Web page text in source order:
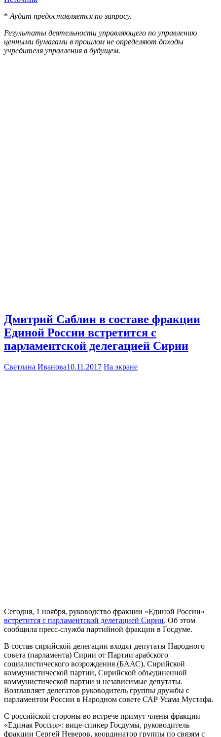
* Аудит предоставляется по запросу.
Результаты деятельности управляющего по управлению
ценными бумагами в прошлом не определяют доходы
учредителя управления в будущем.
Дмитрий Саблин в составе фракции
Единой России встретится с
парламентской делегацией Сирии
Светлана Иванова10.11.2017 На экране
Сегодня, 1 ноября, руководство фракции «Единой России»
встретится с парламентской делегацией Сирии. Об этом
сообщила пресс-служба партийной фракции в Госдуме.
В состав сирийской делегации входят депутаты Народного
совета (парламента) Сирии от Партии арабского
социалистического возрождения (БААС), Сирийской
коммунистической партии, Сирийской объединенной
коммунистической партии и независимые депутаты.
Возглавляет делегатов руководитель группы дружбы с
парламентом России в Народном совете САР Усама Мустафа.
С российской стороны во встрече примут члены фракции
«Единая Россия»: вице-спикер Госдумы, руководитель
фракции Сергей Неверов, координатор группы по связям с